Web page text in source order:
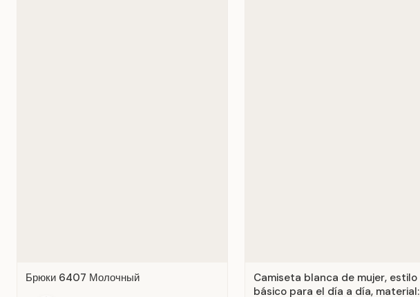
Брюки 6407 Молочный
Camiseta blanca de mujer, estilo
básico para el día a día, material: